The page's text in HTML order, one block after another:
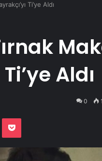
Ti’ye Aldı
Aldı
0
Pocket